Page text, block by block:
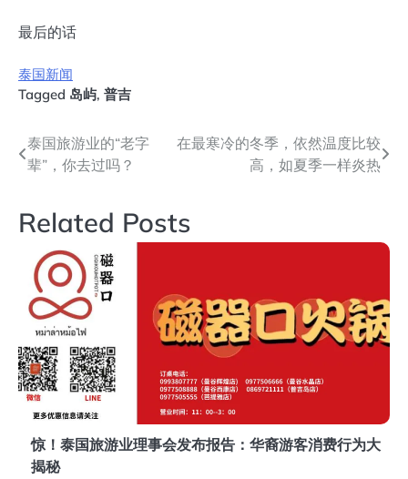
最后的话
泰国新闻
Tagged 岛屿, 普吉
文
章
导
泰国旅游业的“老字
辈”，你去过吗？
在最寒冷的冬季，依然温度比较
高，如夏季一样炎热
Related Posts
惊！泰国旅游业理事会发布报告：华裔游客消费行为大
揭秘